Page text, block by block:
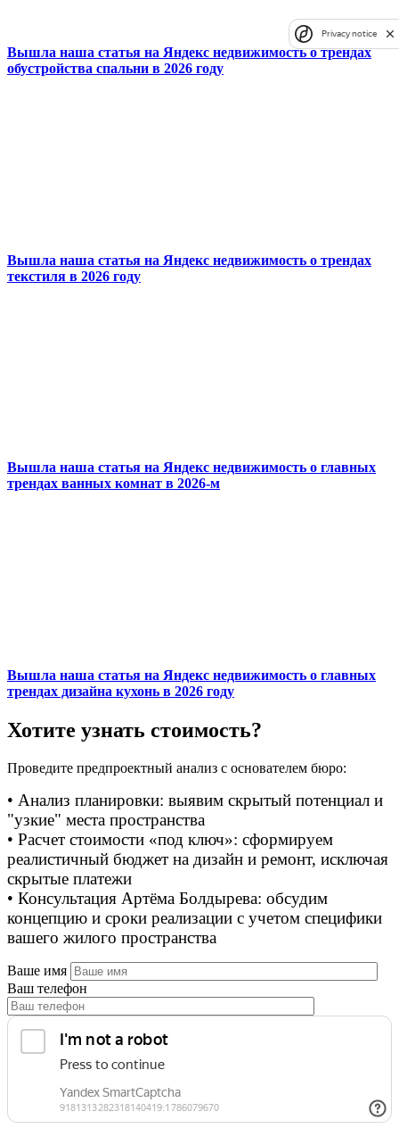
Вышла наша статья на Яндекс недвижимость о трендах
обустройства спальни в 2026 году
Вышла наша статья на Яндекс недвижимость о трендах
текстиля в 2026 году
Вышла наша статья на Яндекс недвижимость о главных
трендах ванных комнат в 2026-м
Вышла наша статья на Яндекс недвижимость о главных
трендах дизайна кухонь в 2026 году
Хотите узнать стоимость?
Проведите предпроектный анализ с основателем бюро:
• Анализ планировки: выявим скрытый потенциал и
"узкие" места пространства
• Расчет стоимости «под ключ»: сформируем
реалистичный бюджет на дизайн и ремонт, исключая
скрытые платежи
• Консультация Артёма Болдырева: обсудим
концепцию и сроки реализации с учетом специфики
вашего жилого пространства
Ваше имя
Ваш телефон
Privacy notice